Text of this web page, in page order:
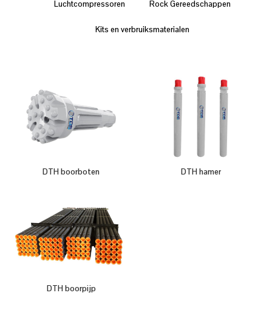
Luchtcompressoren Rock Gereedschappen
Kits en verbruiksmaterialen
DTH boorboten DTH hamer
DTH boorpijp